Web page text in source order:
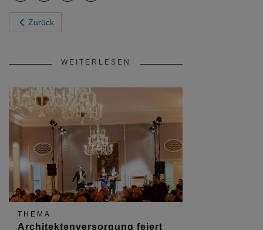
Zurück
WEITERLESEN
THEMA
Architektenversorgung feiert